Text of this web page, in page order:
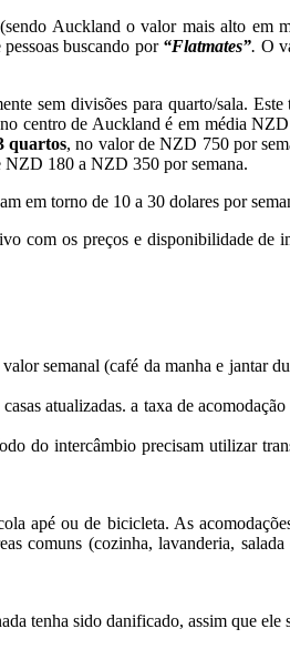
Auckland o valor mais alto em
buscando por “Flatmates”. O
sem divisões para quarto/sala.
centro de Auckland é em média
quartos, no valor de NZD 750 por
NZD 180 a NZD 350 por semana.
em torno de 10 a 30 dolares por
com os preços e disponibilidade de
semanal (café da manha e jantar
atualizadas. a taxa de
do intercâmbio precisam utilizar
apé ou de bicicleta. As
comuns (cozinha, lavanderia,
tenha sido danificado, assim que ele